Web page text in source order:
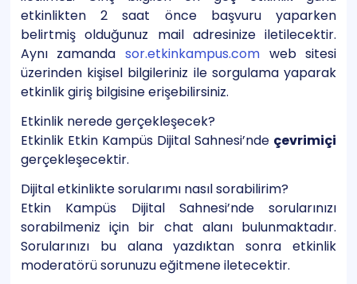
etkinlikten 2 saat önce başvuru yaparken
belirtmiş olduğunuz mail adresinize iletilecektir.
Aynı zamanda sor.etkinkampus.com web sitesi
üzerinden kişisel bilgileriniz ile sorgulama yaparak
etkinlik giriş bilgisine erişebilirsiniz.
Etkinlik nerede gerçekleşecek?
Etkinlik Etkin Kampüs Dijital Sahnesi’nde çevrimiçi
gerçekleşecektir.
Dijital etkinlikte sorularımı nasıl sorabilirim?
Etkin Kampüs Dijital Sahnesi’nde sorularınızı
sorabilmeniz için bir chat alanı bulunmaktadır.
Sorularınızı bu alana yazdıktan sonra etkinlik
moderatörü sorunuzu eğitmene iletecektir.